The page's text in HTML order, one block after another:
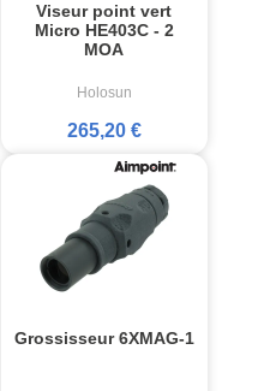
Viseur point vert
Micro HE403C - 2
MOA
Holosun
265,20 €
Grossisseur 6XMAG-1